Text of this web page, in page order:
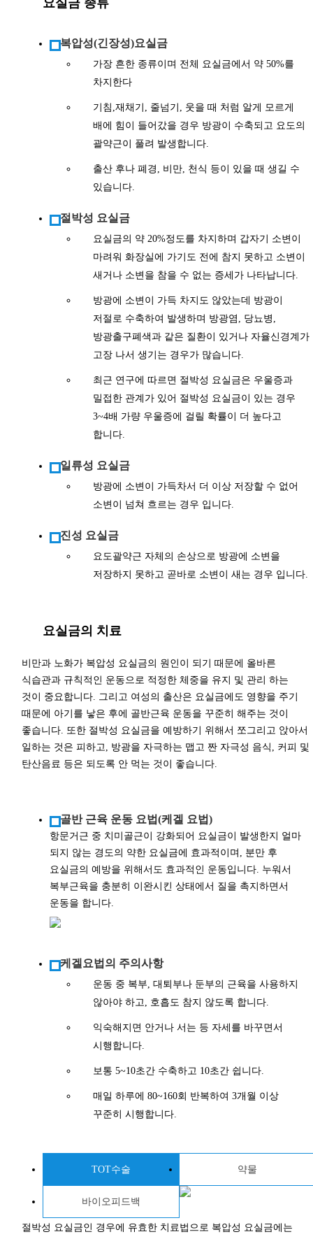
복압성(긴장성)요실금
가장 흔한 종류이며 전체 요실금에서 약 50%를
차지한다
기침,재채기, 줄넘기, 웃을 때 처럼 알게 모르게
배에 힘이 들어갔을 경우 방광이 수축되고 요도의
괄약근이 풀려 발생합니다.
출산 후나 폐경, 비만, 천식 등이 있을 때 생길 수
있습니다.
절박성 요실금
요실금의 약 20%정도를 차지하며 갑자기 소변이
마려워 화장실에 가기도 전에 참지 못하고 소변이
새거나 소변을 참을 수 없는 증세가 나타납니다.
방광에 소변이 가득 차지도 않았는데 방광이
저절로 수축하여 발생하며 방광염, 당뇨병,
방광출구폐색과 같은 질환이 있거나 자율신경계가
고장 나서 생기는 경우가 많습니다.
최근 연구에 따르면 절박성 요실금은 우울증과
밀접한 관계가 있어 절박성 요실금이 있는 경우
3~4배 가량 우울증에 걸릴 확률이 더 높다고
합니다.
일류성 요실금
방광에 소변이 가득차서 더 이상 저장할 수 없어
소변이 넘쳐 흐르는 경우 입니다.
진성 요실금
요도괄약근 자체의 손상으로 방광에 소변을
저장하지 못하고 곧바로 소변이 새는 경우 입니다.
요실금의 치료
비만과 노화가 복압성 요실금의 원인이 되기 때문에 올바른
식습관과 규칙적인 운동으로 적정한 체중을 유지 및 관리 하는
것이 중요합니다. 그리고 여성의 출산은 요실금에도 영향을 주기
때문에 아기를 낳은 후에 골반근육 운동을 꾸준히 해주는 것이
좋습니다. 또한 절박성 요실금을 예방하기 위해서 쪼그리고 앉아서
일하는 것은 피하고, 방광을 자극하는 맵고 짠 자극성 음식, 커피 및
탄산음료 등은 되도록 안 먹는 것이 좋습니다.
골반 근육 운동 요법(케겔 요법)
항문거근 중 치미골근이 강화되어 요실금이 발생한지 얼마
되지 않는 경도의 약한 요실금에 효과적이며, 분만 후
요실금의 예방을 위해서도 효과적인 운동입니다. 누워서
복부근육을 충분히 이완시킨 상태에서 질을 촉지하면서
운동을 합니다.
케겔요법의 주의사항
운동 중 복부, 대퇴부나 둔부의 근육을 사용하지
않아야 하고, 호흡도 참지 않도록 합니다.
익숙해지면 안거나 서는 등 자세를 바꾸면서
시행합니다.
보통 5~10초간 수축하고 10초간 쉽니다.
매일 하루에 80~160회 반복하여 3개월 이상
꾸준히 시행합니다.
TOT수술 약물
바이오피드백
절박성 요실금인 경우에 유효한 치료법으로 복압성 요실금에는